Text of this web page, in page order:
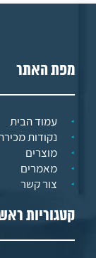
מפת האתר
עמוד הבית
נקודות
מוצרים
מאמרים
צור קשר
קטגוריות